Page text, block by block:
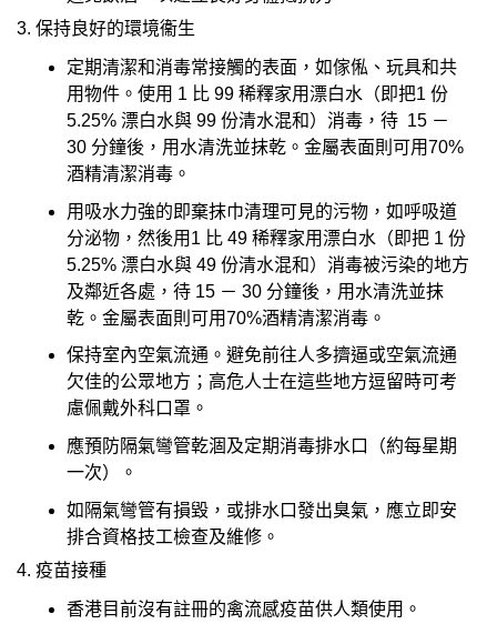
3. 保持良好的環境衞生
定期清潔和消毒常接觸的表面，如傢俬、玩具和共
用物件。使用 1 比 99 稀釋家用漂白水（即把1 份
5.25% 漂白水與 99 份清水混和）消毒，待 15 －
30 分鐘後，用水清洗並抹乾。金屬表面則可用70%
酒精清潔消毒。
用吸水力強的即棄抹巾清理可見的污物，如呼吸道
分泌物，然後用1 比 49 稀釋家用漂白水（即把 1 份
5.25% 漂白水與 49 份清水混和）消毒被污染的地方
及鄰近各處，待 15 － 30 分鐘後，用水清洗並抹
乾。金屬表面則可用70%酒精清潔消毒。
保持室內空氣流通。避免前往人多擠逼或空氣流通
欠佳的公眾地方；高危人士在這些地方逗留時可考
慮佩戴外科口罩。
應預防隔氣彎管乾涸及定期消毒排水口（約每星期
一次）。
如隔氣彎管有損毀，或排水口發出臭氣，應立即安
排合資格技工檢查及維修。
4. 疫苗接種
香港目前沒有註冊的禽流感疫苗供人類使用。